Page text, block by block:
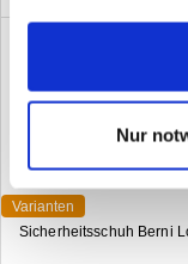
Nur
Varianten
Sicherheitsschuh Berni